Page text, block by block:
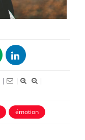
| |
|
émotion